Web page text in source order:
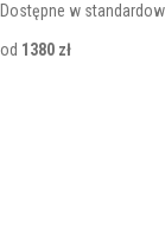
Dostępne w
od 1380 zł